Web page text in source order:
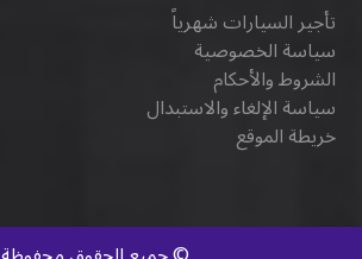
تأجير السيارات شهرياً
سياسة الخصوصية
الشروط والأحكام
سياسة الإلغاء والاستبدال
خريطة الموقع